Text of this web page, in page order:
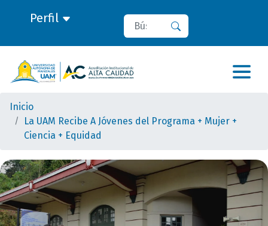
Perfil Buscar
Inicio
La UAM Recibe A Jóvenes del Programa + Mujer +
Ciencia + Equidad